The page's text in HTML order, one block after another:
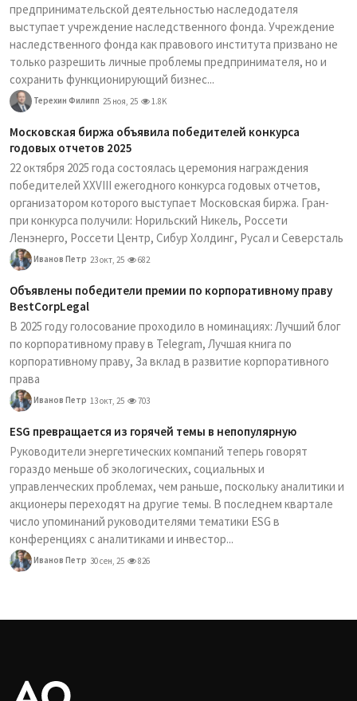
предпринимательской деятельностью наследодателя
выступает учреждение наследственного фонда. Учреждение
наследственного фонда как правового института призвано не
только разрешить личные проблемы предпринимателя, но и
сохранить функционирующий бизнес...
Терехин Филипп 25 ноя, 25 1.8K
Московская биржа объявила победителей конкурса
годовых отчетов 2025
22 октября 2025 года состоялась церемония награждения
победителей XXVIII ежегодного конкурса годовых отчетов,
организатором которого выступает Московская биржа. Гран-
при конкурса получили: Норильский Никель, Россети
Ленэнерго, Россети Центр, Сибур Холдинг, Русал и Северсталь
Иванов Петр 23 окт, 25 682
Объявлены победители премии по корпоративному праву
BestCorpLegal
В 2025 году голосование проходило в номинациях: Лучший блог
по корпоративному праву в Telegram, Лучшая книга по
корпоративному праву, За вклад в развитие корпоративного
права
Иванов Петр 13 окт, 25 703
ESG превращается из горячей темы в непопулярную
Руководители энергетических компаний теперь говорят
гораздо меньше об экологических, социальных и
управленческих проблемах, чем раньше, поскольку аналитики и
акционеры переходят на другие темы. В последнем квартале
число упоминаний руководителями тематики ESG в
конференциях с аналитиками и инвестор...
Иванов Петр 30 сен, 25 826